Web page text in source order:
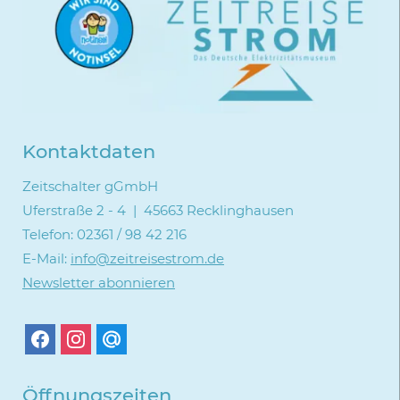
Kontaktdaten
Zeitschalter gGmbH
Uferstraße 2 - 4 | 45663 Recklinghausen
Telefon: 02361 / 98 42 216
E-Mail: info@zeitreisestrom.de
Newsletter abonnieren
Öffnungszeiten